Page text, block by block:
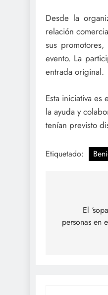
Desde la
relación
sus
evento. La
entrada original.
Esta iniciativa
la ayuda y
tenían previsto
Etiquetado:
entradas
El
personas en